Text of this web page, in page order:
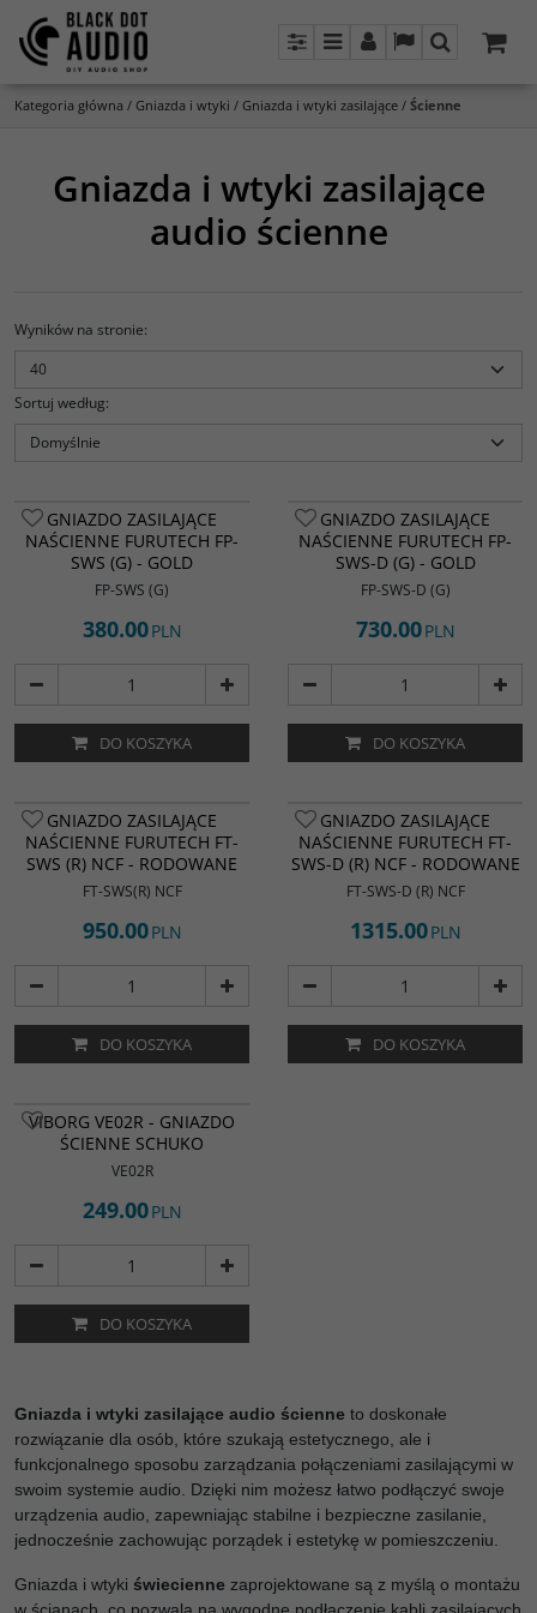
PanelMenuPanel LangSzukaj
Kategoria główna / Gniazda i wtyki / Gniazda i wtyki zasilające / Ścienne
Gniazda i wtyki zasilające
audio ścienne
Wyników na stronie:
Sortuj według:
GNIAZDO ZASILAJĄCE
NAŚCIENNE FURUTECH FP-
SWS (G) - GOLD
FP-SWS (G)
380.00PLN
DO KOSZYKA
GNIAZDO ZASILAJĄCE
NAŚCIENNE FURUTECH FP-
SWS-D (G) - GOLD
FP-SWS-D (G)
730.00PLN
DO KOSZYKA
GNIAZDO ZASILAJĄCE
NAŚCIENNE FURUTECH FT-
SWS (R) NCF - RODOWANE
FT-SWS(R) NCF
950.00PLN
DO KOSZYKA
GNIAZDO ZASILAJĄCE
NAŚCIENNE FURUTECH FT-
SWS-D (R) NCF - RODOWANE
FT-SWS-D (R) NCF
1315.00PLN
DO KOSZYKA
Najwyższej jakości gniazdo ścienne
schuko. Elementy stykowe
wykonane z czystej miedzi pokryte
VIBORG VE02R - GNIAZDO
ŚCIENNE SCHUKO
VE02R
249.00PLN
DO KOSZYKA
Gniazda i wtyki zasilające audio ścienne to doskonałe
rozwiązanie dla osób, które szukają estetycznego, ale i
funkcjonalnego sposobu zarządzania połączeniami zasilającymi w
swoim systemie audio. Dzięki nim możesz łatwo podłączyć swoje
urządzenia audio, zapewniając stabilne i bezpieczne zasilanie,
jednocześnie zachowując porządek i estetykę w pomieszczeniu.
Gniazda i wtyki świecienne zaprojektowane są z myślą o montażu